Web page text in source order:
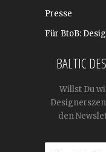
Presse
Für BtoB:
BALTIC
Willst Du
den